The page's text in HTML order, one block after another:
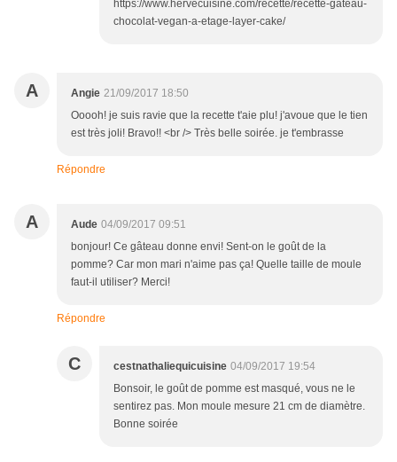
https://www.hervecuisine.com/recette/recette-gateau-
chocolat-vegan-a-etage-layer-cake/
A Angie 21/09/2017 18:50
Ooooh! je suis ravie que la recette t'aie plu! j'avoue que le tien
est très joli! Bravo!! <br /> Très belle soirée. je t'embrasse
Répondre
A Aude 04/09/2017 09:51
bonjour! Ce gâteau donne envi! Sent-on le goût de la
pomme? Car mon mari n'aime pas ça! Quelle taille de moule
faut-il utiliser? Merci!
Répondre
C cestnathaliequicuisine 04/09/2017 19:54
Bonsoir, le goût de pomme est masqué, vous ne le
sentirez pas. Mon moule mesure 21 cm de diamètre.
Bonne soirée